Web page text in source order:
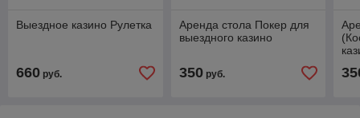
Выездное казино Рулетка
660 руб.
Аренда стола Покер для
выездного казино
350руб.